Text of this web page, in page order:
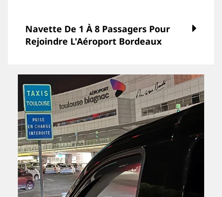
Navette De 1 À 8 Passagers Pour
Rejoindre L'Aéroport Bordeaux